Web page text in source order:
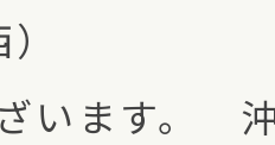
います。